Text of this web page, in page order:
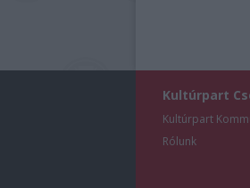
Kultúrpart
Kultúrpart
Rólunk